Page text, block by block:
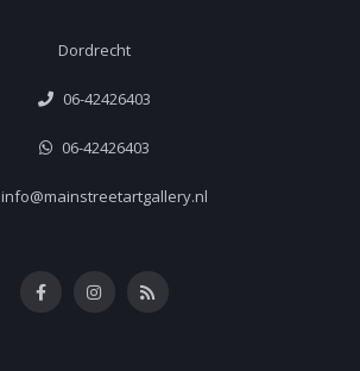
Dordrecht
06-42426403
06-42426403
info@mainstreetartgallery.nl